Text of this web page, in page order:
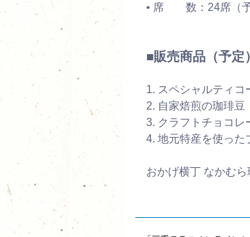
• 席 数：24席（予
■販売商品（予定）
1. スペシャルティコ
2. 自家焙煎の珈琲豆
3. クラフトチョコレ
4. 地元特産を使った
おかげ横丁 なかむ